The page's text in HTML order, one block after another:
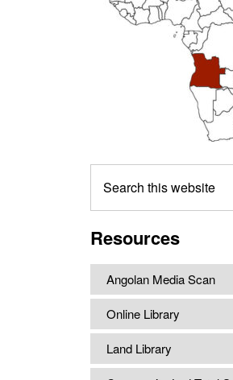
this
Resources
Angolan Media Scan
Online Library
Land Library